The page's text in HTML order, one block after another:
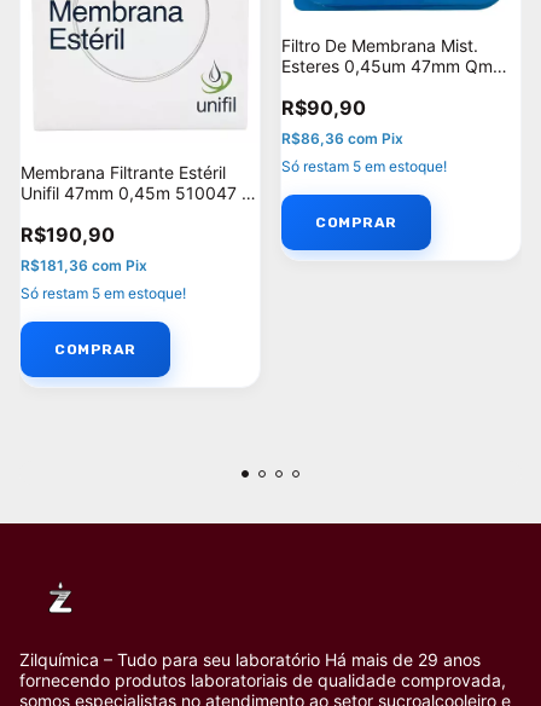
Membrana Filtrante Estéril
Unifil 47mm 0,45m 510047 -
R$190,90
R$181,36 com Pix
Só restam 5 em estoque!
Filtro De Membrana Mist.
Esteres 0,45um 47mm Qm
R$90,90
R$86,36 com Pix
Só restam 5 em estoque!
Zilquímica – Tudo para seu laboratório Há mais de 29 anos
fornecendo produtos laboratoriais de qualidade comprovada,
somos especialistas no atendimento ao setor sucroalcooleiro e